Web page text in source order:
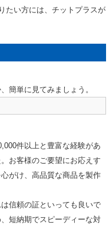
たい方には、チットプラスが
簡単に見てみましょう。
件以上と豊富な経験があ
お客様のご要望にお応えす
がけ、高品質な商品を製作
信頼の証といっても良いで
短納期でスピーディーな対